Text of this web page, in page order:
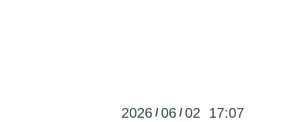
2026 /06 /02 17:07